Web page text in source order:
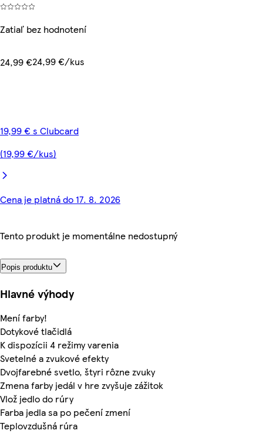
Zatiaľ bez hodnotení
24,99 €24,99 €/kus
19,99 € s Clubcard
(19,99 €/kus)
Cena je platná do 17. 8. 2026
Tento produkt je momentálne nedostupný
Popis produktu
Hlavné výhody
Mení farby!
Dotykové tlačidlá
K dispozícii 4 režimy varenia
Svetelné a zvukové efekty
Dvojfarebné svetlo, štyri rôzne zvuky
Zmena farby jedál v hre zvyšuje zážitok
Vlož jedlo do rúry
Farba jedla sa po pečení zmení
Teplovzdušná rúra